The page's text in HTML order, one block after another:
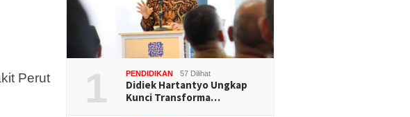
Perut
1 PENDIDIKAN 57 Dilihat
Didiek Hartantyo Ungkap
Kunci Transforma…